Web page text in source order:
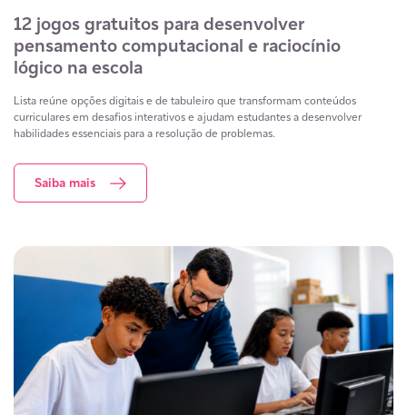
12 jogos gratuitos para desenvolver
pensamento computacional e raciocínio
lógico na escola
Lista reúne opções digitais e de tabuleiro que transformam conteúdos
curriculares em desafios interativos e ajudam estudantes a desenvolver
habilidades essenciais para a resolução de problemas.
Saiba mais